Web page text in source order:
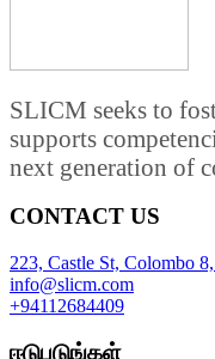
SLICM seeks to
supports
next generation of
CONTACT US
223, Castle St, Colombo
info@slicm.com
+94112684409
ஈடுபடுங்கள்